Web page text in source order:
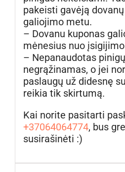
pakeisti gavėją
galiojimo metu.
– Dovanu kuponas
mėnesius nuo
– Nepanaudotas
negrąžinamas, o jei
paslaugų už didesnę
reikia tik skirtumą.
Kai norite pasitarti
+37064064774, bus
susirašinėti :)